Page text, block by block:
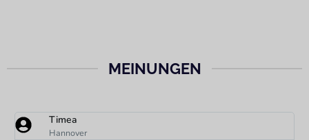
MEINUNGEN
Timea
Hannover